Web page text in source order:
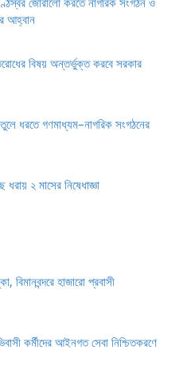
আহ্বান
বিষয় অন্তর্ভুক্ত করবে সরকার
ধরতে গণমাধ্যম–নাগরিক সংগঠনের
২ মাসের নিষেধাজ্ঞা
বিমানবন্দরে হাজারো প্রবাসী
কর্মীদের আইনগত সেবা নিশ্চিতকরণে